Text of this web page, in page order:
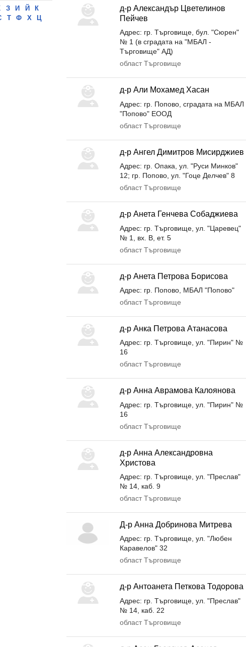
д-р Александър Цветелинов
Пейчев
Адрес: гр. Търговище, бул. "Сюрен"
№ 1 (в сградата на "МБАЛ -
Търговище" АД)
област Търговище
д-р Али Мохамед Хасан
Адрес: гр. Попово, сградата на МБАЛ
"Попово" ЕООД
област Търговище
д-р Ангел Димитров Мисирджиев
Адрес: гр. Опака, ул. "Руси Минков"
12; гр. Попово, ул. "Гоце Делчев" 8
област Търговище
д-р Анета Генчева Собаджиева
Адрес: гр. Търговище, ул. "Царевец"
№ 1, вх. В, ет. 5
област Търговище
д-р Анета Петрова Борисова
Адрес: гр. Попово, МБАЛ "Попово"
област Търговище
д-р Анка Петрова Атанасова
Адрес: гр. Търговище, ул. "Пирин" №
16
област Търговище
д-р Анна Аврамова Калоянова
Адрес: гр. Търговище, ул. "Пирин" №
16
област Търговище
д-р Анна Александровна
Христова
Адрес: гр. Търговище, ул. "Преслав"
№ 14, каб. 9
област Търговище
Д-р Анна Добринова Митрева
Адрес: гр. Търговище, ул. "Любен
Каравелов" 32
област Търговище
д-р Антоанета Петкова Тодорова
Адрес: гр. Търговище, ул. "Преслав"
№ 14, каб. 22
област Търговище
З И Й
К
Т Ф Х
Ц